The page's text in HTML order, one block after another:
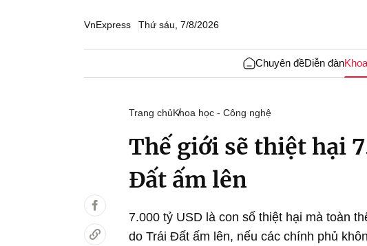
VnExpress Thứ sáu, 7/8/2026
Chuyên đềDiễn đàn
Trang chủKhoa học - Công nghệ
Thế giới sẽ thiệt hại
Đất ấm lên
7.000 tỷ USD là con số thiệt hại mà toàn
do Trái Đất ấm lên, nếu các chính phủ